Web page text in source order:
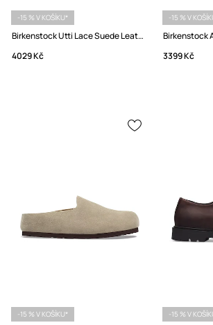
-15 % V KOŠÍKU*
Birkenstock Utti Lace Suede Leather Polobotky semišové
4029 Kč
-15 % V
3399 Kč
-15 % V KOŠÍKU* -15 % V